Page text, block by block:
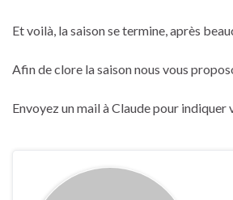
Et voilà, la saison se termine, après
Afin de clore la saison nous vous
Envoyez un mail à Claude pour